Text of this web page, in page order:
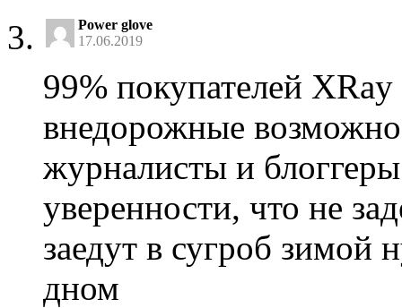
Power glove
17.06.2019
99% покупателей
внедорожные
журналисты и
уверенности, что не
заедут в сугроб зимой
дном